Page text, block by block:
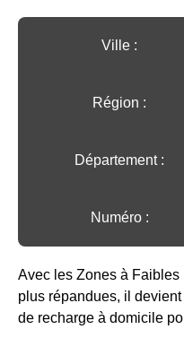
Ville :️
Région :️
Département :
Numéro :
Avec les Zones à
plus répandues, il
de recharge à domicile